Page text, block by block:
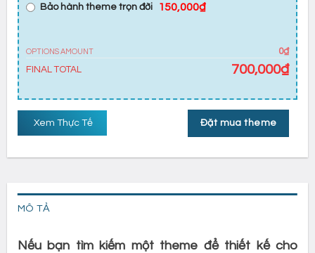
Bảo hành theme trọn đời 150,000₫
OPTIONS AMOUNT
0₫
FINAL TOTAL
700,000₫
Đặt mua theme
Xem Thực Tế
MÔ TẢ
Nếu bạn tìm kiếm một theme để thiết kế cho